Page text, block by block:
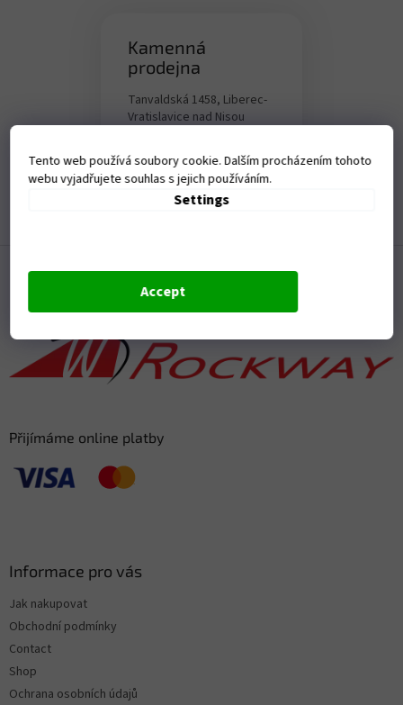
Tento web používá soubory cookie. Dalším procházením tohoto
webu vyjadřujete souhlas s jejich používáním.
Settings
Accept
Kamenná
prodejna
Tanvaldská 1458, Liberec-
Vratislavice nad Nisou
Otevírací doba:
Po - Pá - 9-17,00 hod
Přijímáme online platby
Informace pro vás
Jak nakupovat
Obchodní podmínky
Contact
Shop
Ochrana osobních údajů